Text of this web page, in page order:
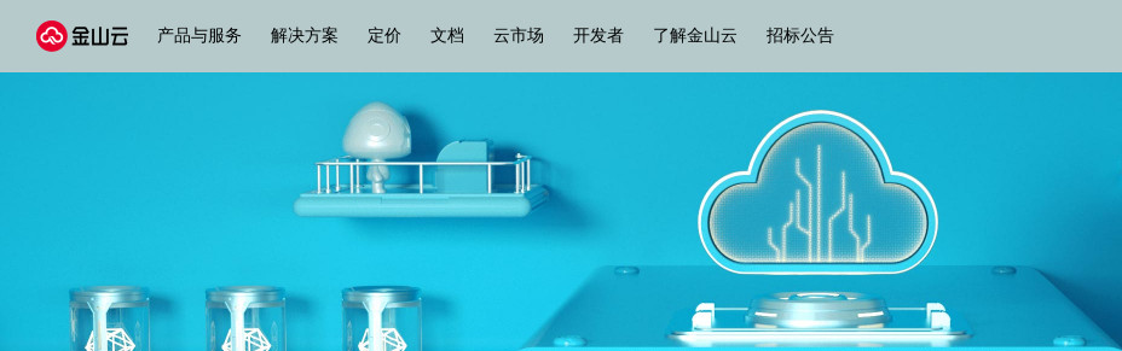
产品与服务 解决方案 定价 文档 云市场 开发者 了解金山云 招标公告
热门搜索
云服务器 弹性IP